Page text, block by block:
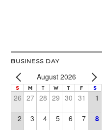
BUSINESS DAY
August 2026
S M T W T F S
26 27 28 29 30 31 1
2 3 4 5 6 7 8